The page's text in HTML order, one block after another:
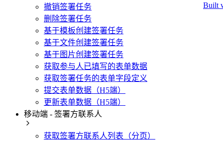
撤销签署任务
删除签署任务
基于模板创建签署任务
基于文件创建签署任务
基于图片创建签署任务
获取参与人已填写的表单数据
获取签署任务的表单字段定义
提交表单数据（H5端）
更新表单数据（H5端）
移动端 - 签署方联系人
获取签署方联系人列表（分页）
Built